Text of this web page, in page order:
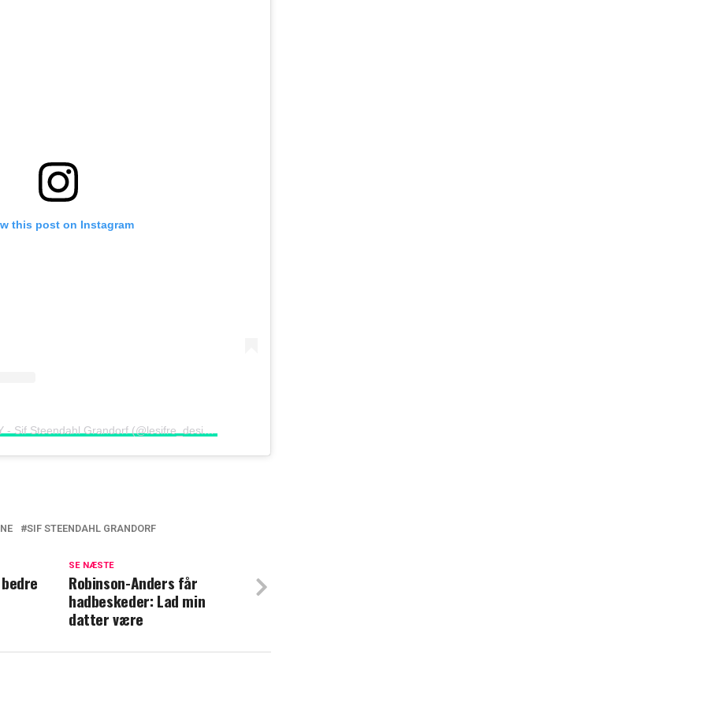
this post on Instagram
er ny dommer i 'Nybyggerne':
sig, siden hun selv var med
SIF STEENDAHL GRANDORF
SE NÆSTE
Robinson-Anders får
hadbeskeder: Lad min
datter være